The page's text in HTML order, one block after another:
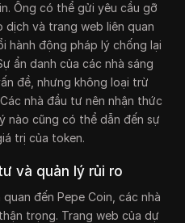
Ông có thể gửi yêu cầu gỡ
dịch và trang web liên quan
hành động pháp lý chống lại
ẩn danh của các nhà sáng
đề, nhưng không loại trừ
nhà đầu tư nên nhận thức
nào cũng có thể dẫn đến sự
trị của token.
và quản lý rủi ro
đến Pepe Coin, các nhà
trọng. Trang web của dự